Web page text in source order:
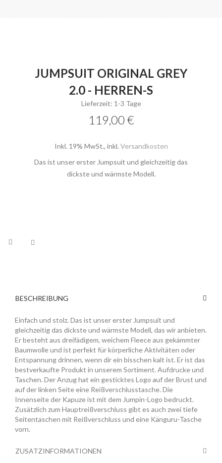
JUMPSUIT ORIGINAL GREY
2.0 - HERREN-S
Lieferzeit: 1-3 Tage
119,00 €
Inkl. 19% MwSt., inkl. Versandkosten
Das ist unser erster Jumpsuit und gleichzeitig das
dickste und wärmste Modell.
BESCHREIBUNG
Einfach und stolz. Das ist unser erster Jumpsuit und
gleichzeitig das dickste und wärmste Modell, das wir anbieten.
Er besteht aus dreifädigem, weichem Fleece aus gekämmter
Baumwolle und ist perfekt für körperliche Aktivitäten oder
Entspannung drinnen, wenn dir ein bisschen kalt ist. Er ist das
bestverkaufte Produkt in unserem Sortiment. Aufdrucke und
Taschen. Der Anzug hat ein gesticktes Logo auf der Brust und
auf der linken Seite eine Reißverschlusstasche. Die
Innenseite der Kapuze ist mit dem Jumpin-Logo bedruckt.
Zusätzlich zum Hauptreißverschluss gibt es auch zwei tiefe
Seitentaschen mit Reißverschluss und eine Känguru-Tasche
vorn.
ZUSATZINFORMATIONEN